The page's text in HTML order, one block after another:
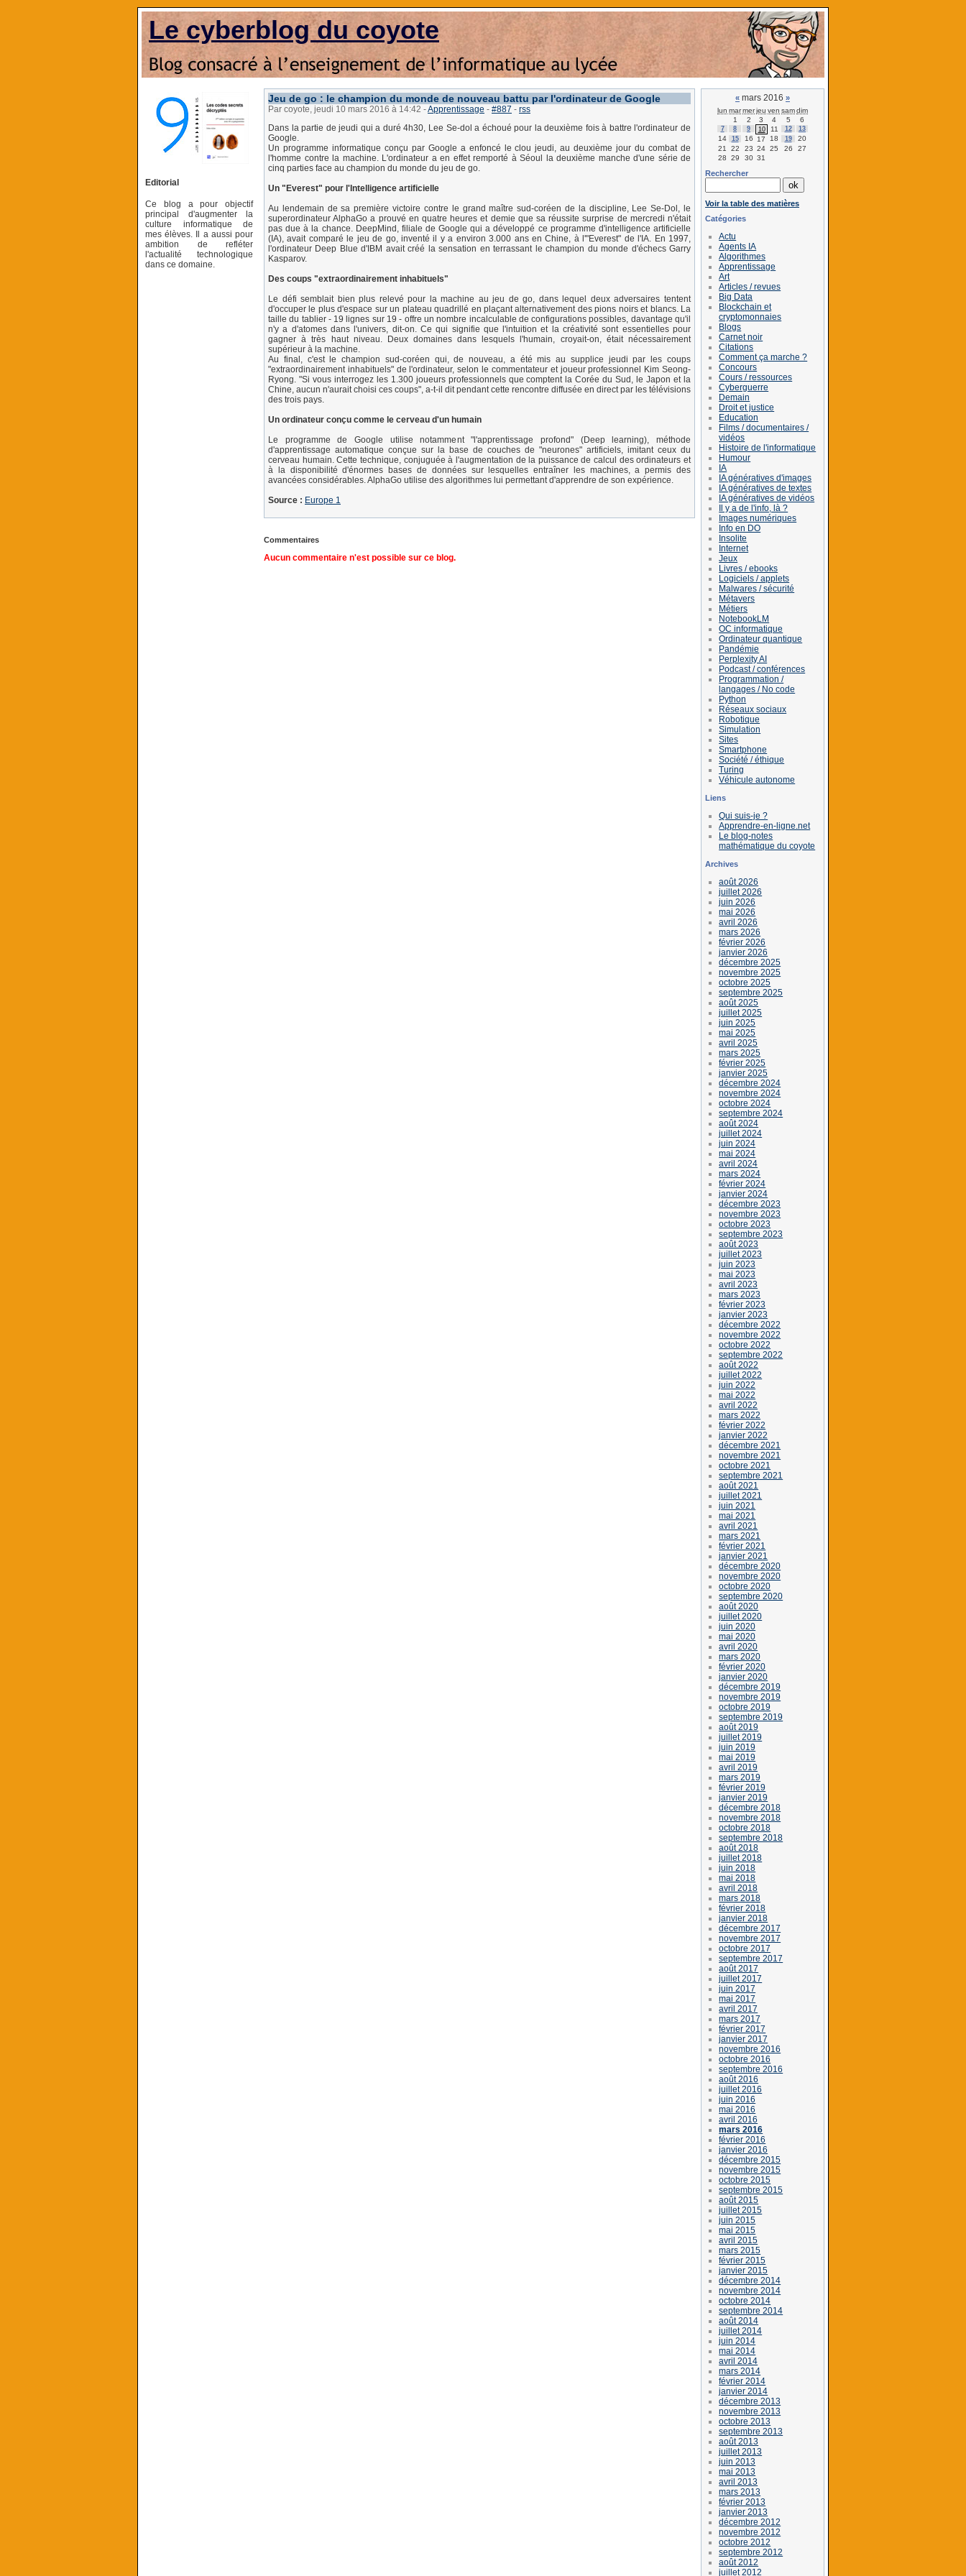
Le cyberblog du coyote
Editorial
Ce blog a pour objectif
principal d'augmenter la
culture informatique de
mes élèves. Il a aussi pour
ambition de refléter
l'actualité technologique
dans ce domaine.
Jeu de go : le champion du monde de nouveau battu par l'ordinateur de Google
Par coyote, jeudi 10 mars 2016 à 14:42 -Apprentissage - #887 - rss
Dans la partie de jeudi qui a duré 4h30, Lee Se-dol a échoué pour la deuxième fois à battre l'ordinateur de
Google.
Un programme informatique conçu par Google a enfoncé le clou jeudi, au deuxième jour du combat de
l'homme contre la machine. L'ordinateur a en effet remporté à Séoul la deuxième manche d'une série de
cinq parties face au champion du monde du jeu de go.
Un "Everest" pour l'Intelligence artificielle
Au lendemain de sa première victoire contre le grand maître sud-coréen de la discipline, Lee Se-Dol, le
superordinateur AlphaGo a prouvé en quatre heures et demie que sa réussite surprise de mercredi n'était
pas due à la chance. DeepMind, filiale de Google qui a développé ce programme d'intelligence artificielle
(IA), avait comparé le jeu de go, inventé il y a environ 3.000 ans en Chine, à l'"Everest" de l'IA. En 1997,
l'ordinateur Deep Blue d'IBM avait créé la sensation en terrassant le champion du monde d'échecs Garry
Kasparov.
Des coups "extraordinairement inhabituels"
Le défi semblait bien plus relevé pour la machine au jeu de go, dans lequel deux adversaires tentent
d'occuper le plus d'espace sur un plateau quadrillé en plaçant alternativement des pions noirs et blancs. La
taille du tablier - 19 lignes sur 19 - offre un nombre incalculable de configurations possibles, davantage qu'il
n'y a d'atomes dans l'univers, dit-on. Ce qui signifie que l'intuition et la créativité sont essentielles pour
gagner à très haut niveau. Deux domaines dans lesquels l'humain, croyait-on, était nécessairement
supérieur à la machine.
Au final, c'est le champion sud-coréen qui, de nouveau, a été mis au supplice jeudi par les coups
"extraordinairement inhabituels" de l'ordinateur, selon le commentateur et joueur professionnel Kim Seong-
Ryong. "Si vous interrogez les 1.300 joueurs professionnels que comptent la Corée du Sud, le Japon et la
Chine, aucun n'aurait choisi ces coups", a-t-il dit pendant cette rencontre diffusée en direct par les télévisions
des trois pays.
Un ordinateur conçu comme le cerveau d'un humain
Le programme de Google utilise notamment "l'apprentissage profond" (Deep learning), méthode
d'apprentissage automatique conçue sur la base de couches de "neurones" artificiels, imitant ceux du
cerveau humain. Cette technique, conjuguée à l'augmentation de la puissance de calcul des ordinateurs et
à la disponibilité d'énormes bases de données sur lesquelles entraîner les machines, a permis des
avancées considérables. AlphaGo utilise des algorithmes lui permettant d'apprendre de son expérience.
Source : Europe 1
Commentaires
Aucun commentaire n'est possible sur ce blog.
« mars 2016 »
lun marmerjeu ven samdim
1
2 3 4 5 6
7 8 9 10 11 12 13
14 15 16 17 18 19
20
21
22 23 24 25 26
27
28
29 30 31
Rechercher
Voir la table des matières
Catégories
Actu
Agents IA
Algorithmes
Apprentissage
Art
Articles / revues
Big Data
Blockchain et
cryptomonnaies
Blogs
Carnet noir
Citations
Comment ça marche ?
Concours
Cours / ressources
Cyberguerre
Demain
Droit et justice
Education
Films / documentaires /
vidéos
Histoire de l'informatique
Humour
IA
IA génératives d'images
IA génératives de textes
IA génératives de vidéos
Il y a de l'info, là ?
Images numériques
Info en DO
Insolite
Internet
Jeux
Livres / ebooks
Logiciels / applets
Malwares / sécurité
Métavers
Métiers
NotebookLM
OC informatique
Ordinateur quantique
Pandémie
Perplexity AI
Podcast / conférences
Programmation /
langages / No code
Python
Réseaux sociaux
Robotique
Simulation
Sites
Smartphone
Société / éthique
Turing
Véhicule autonome
Liens
Qui suis-je ?
Apprendre-en-ligne.net
Le blog-notes
mathématique du coyote
Archives
août 2026
juillet 2026
juin 2026
mai 2026
avril 2026
mars 2026
février 2026
janvier 2026
décembre 2025
novembre 2025
octobre 2025
septembre 2025
août 2025
juillet 2025
juin 2025
mai 2025
avril 2025
mars 2025
février 2025
janvier 2025
décembre 2024
novembre 2024
octobre 2024
septembre 2024
août 2024
juillet 2024
juin 2024
mai 2024
avril 2024
mars 2024
février 2024
janvier 2024
décembre 2023
novembre 2023
octobre 2023
septembre 2023
août 2023
juillet 2023
juin 2023
mai 2023
avril 2023
mars 2023
février 2023
janvier 2023
décembre 2022
novembre 2022
octobre 2022
septembre 2022
août 2022
juillet 2022
juin 2022
mai 2022
avril 2022
mars 2022
février 2022
janvier 2022
décembre 2021
novembre 2021
octobre 2021
septembre 2021
août 2021
juillet 2021
juin 2021
mai 2021
avril 2021
mars 2021
février 2021
janvier 2021
décembre 2020
novembre 2020
octobre 2020
septembre 2020
août 2020
juillet 2020
juin 2020
mai 2020
avril 2020
mars 2020
février 2020
janvier 2020
décembre 2019
novembre 2019
octobre 2019
septembre 2019
août 2019
juillet 2019
juin 2019
mai 2019
avril 2019
mars 2019
février 2019
janvier 2019
décembre 2018
novembre 2018
octobre 2018
septembre 2018
août 2018
juillet 2018
juin 2018
mai 2018
avril 2018
mars 2018
février 2018
janvier 2018
décembre 2017
novembre 2017
octobre 2017
septembre 2017
août 2017
juillet 2017
juin 2017
mai 2017
avril 2017
mars 2017
février 2017
janvier 2017
novembre 2016
octobre 2016
septembre 2016
août 2016
juillet 2016
juin 2016
mai 2016
avril 2016
mars 2016
février 2016
janvier 2016
décembre 2015
novembre 2015
octobre 2015
septembre 2015
août 2015
juillet 2015
juin 2015
mai 2015
avril 2015
mars 2015
février 2015
janvier 2015
décembre 2014
novembre 2014
octobre 2014
septembre 2014
août 2014
juillet 2014
juin 2014
mai 2014
avril 2014
mars 2014
février 2014
janvier 2014
décembre 2013
novembre 2013
octobre 2013
septembre 2013
août 2013
juillet 2013
juin 2013
mai 2013
avril 2013
mars 2013
février 2013
janvier 2013
décembre 2012
novembre 2012
octobre 2012
septembre 2012
août 2012
juillet 2012